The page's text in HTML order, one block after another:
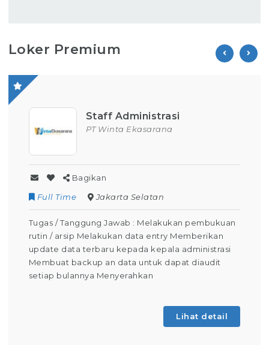
Loker Premium
Staff Administrasi
PT Winta Ekasarana
Bagikan
Full Time
Jakarta Selatan
Tugas / Tanggung Jawab : Melakukan pembukuan
rutin / arsip Melakukan data entry Memberikan
update data terbaru kepada kepala administrasi
Membuat backup an data untuk dapat diaudit
setiap bulannya Menyerahkan
Lihat detail